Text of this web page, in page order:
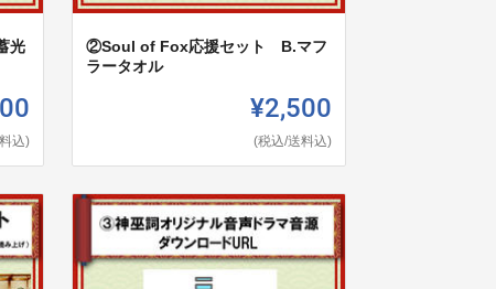
光
込)
②Soul of Fox応援セット B.マフ
ラータオル
¥2,500
(税込/送料込)